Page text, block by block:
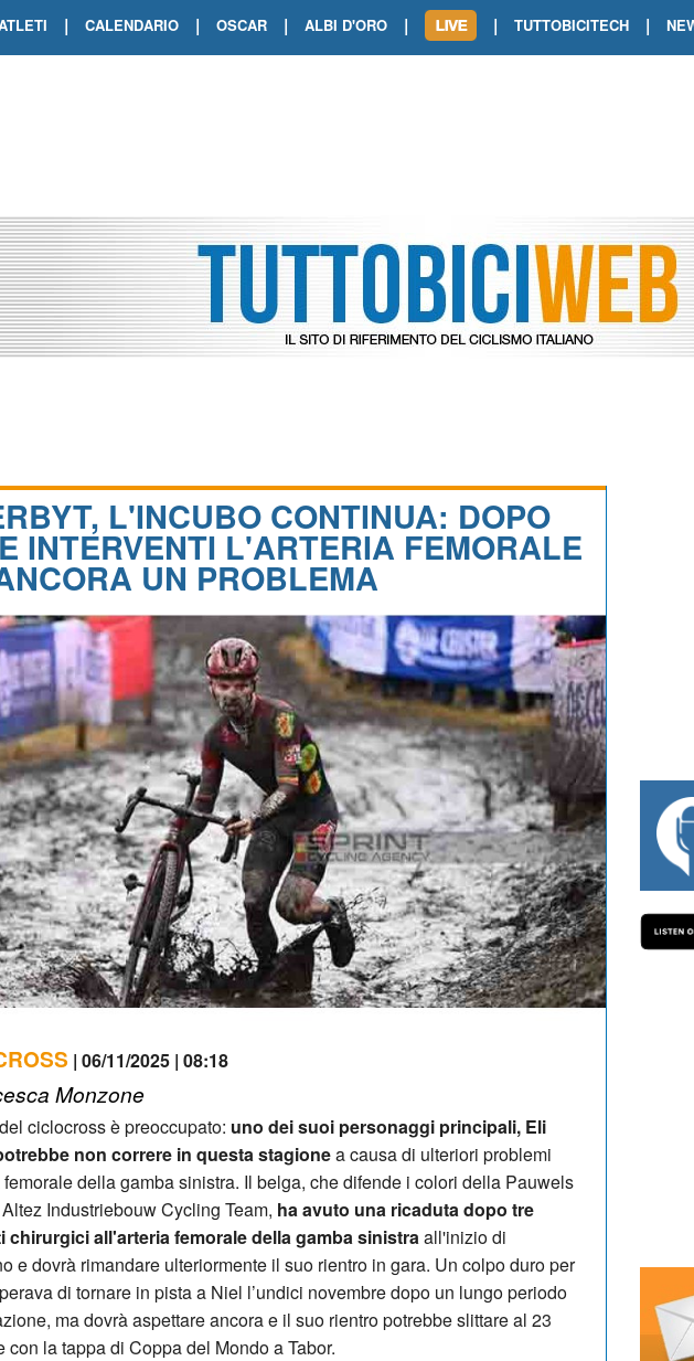
| CALENDARIO | OSCAR | ALBI D'ORO |
TOUR DE FRANCE. ORCIERES-
TOUR DE FRANCE. A VOIRON
| TUTTOBICITECH |
L'INCUBO CONTINUA: DOPO
INTERVENTI L'ARTERIA FEMORALE
UN PROBLEMA
| 06/11/2025 | 08:18
Monzone
ciclocross è preoccupato: uno dei suoi personaggi principali, Eli
non correre in questa stagionea causa di ulteriori problemi
femorale della gamba sinistra. Il belga, che difende i colori della Pauwels
Industriebouw Cycling Team, ha avuto una ricaduta dopo tre
chirurgici all'arteria femorale della gamba sinistraall'inizio di
e dovrà rimandare ulteriormente il suo rientro in gara. Un colpo duro per
di tornare in pista a Niel l’undici novembre dopo un lungo periodo
ma dovrà aspettare ancora e il suo rientro potrebbe slittare al 23
con la tappa di Coppa del Mondo a Tabor.
#334 CHARLY WEGELIUS, MAURO